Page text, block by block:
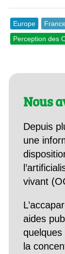
Europe France
Perception des
Nous
Depuis
une
vivant
aides
la